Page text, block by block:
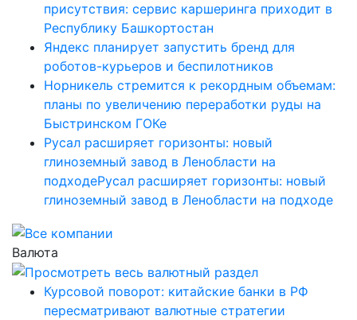
присутствия: сервис каршеринга приходит в
Республику Башкортостан
Яндекс планирует запустить бренд для
роботов-курьеров и беспилотников
Норникель стремится к рекордным объемам:
планы по увеличению переработки руды на
Быстринском ГОКе
Русал расширяет горизонты: новый
глиноземный завод в Ленобласти на
подходеРусал расширяет горизонты: новый
глиноземный завод в Ленобласти на подходе
Валюта
Курсовой поворот: китайские банки в РФ
пересматривают валютные стратегии